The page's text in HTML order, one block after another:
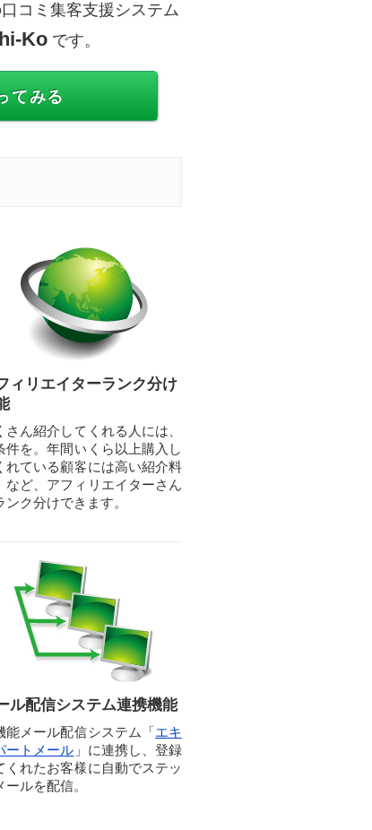
コミ集客支援システム
Ko です。
てみる
ィリエイターランク分け
さん紹介してくれる人には、
件を。年間いくら以上購入し
れている顧客には高い紹介料
など、アフィリエイターさん
ンク分けできます。
ル配信システム連携機能
能メール配信システム「エキ
ートメール 」に連携し、登録
くれたお客様に自動でステッ
ールを配信。